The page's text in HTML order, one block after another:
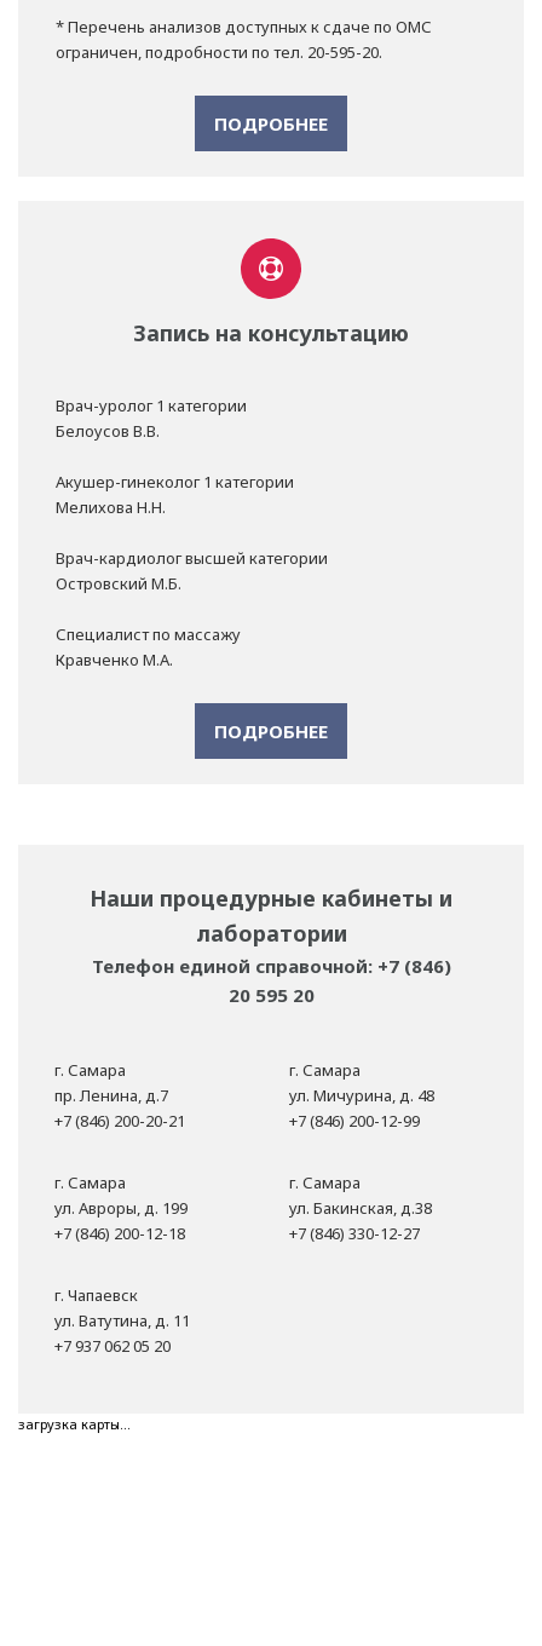
* Перечень анализов доступных к сдаче по ОМС
ограничен, подробности по тел. 20-595-20.
ПОДРОБНЕЕ
Запись на консультацию
Врач-уролог 1 категории
Белоусов В.В.
Акушер-гинеколог 1 категории
Мелихова Н.Н.
Врач-кардиолог высшей категории
Островский М.Б.
Специалист по массажу
Кравченко М.А.
ПОДРОБНЕЕ
Наши процедурные кабинеты и
лаборатории
Телефон единой справочной: +7 (846)
20 595 20
г. Самара
пр. Ленина, д.7
+7 (846) 200-20-21
г. Самара
ул. Мичурина, д. 48
+7 (846) 200-12-99
г. Самара
ул. Авроры, д. 199
+7 (846) 200-12-18
г. Самара
ул. Бакинская, д.38
+7 (846) 330-12-27
г. Чапаевск
ул. Ватутина, д. 11
+7 937 062 05 20
загрузка карты...